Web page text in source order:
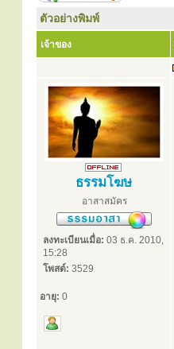
ตัวอย่างพิมพ์
เจ้าของ
ธรรมโฆษ
อาสาสมัคร
ลงทะเบียนเมื่อ: 03 ธ.ค. 2010,
15:28
โพสต์: 3529
อายุ: 0